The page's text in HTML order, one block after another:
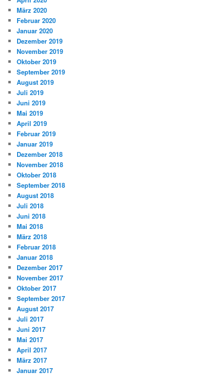
März 2020
Februar 2020
Januar 2020
Dezember 2019
November 2019
Oktober 2019
September 2019
August 2019
Juli 2019
Juni 2019
Mai 2019
April 2019
Februar 2019
Januar 2019
Dezember 2018
November 2018
Oktober 2018
September 2018
August 2018
Juli 2018
Juni 2018
Mai 2018
März 2018
Februar 2018
Januar 2018
Dezember 2017
November 2017
Oktober 2017
September 2017
August 2017
Juli 2017
Juni 2017
Mai 2017
April 2017
März 2017
Januar 2017